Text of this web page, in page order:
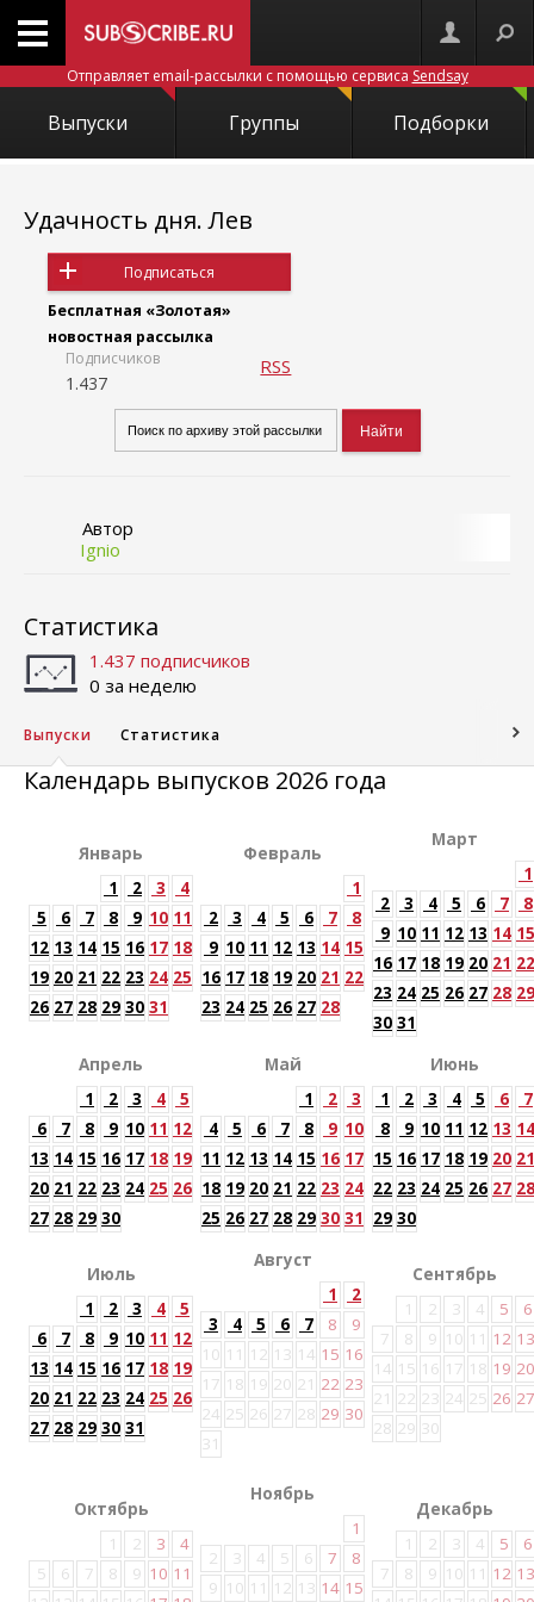
Отправляет email-рассылки с помощью сервиса Sendsay
Выпуски Группы Подборки
Удачность дня. Лев
Подписаться
Бесплатная «Золотая»
новостная рассылка
Подписчиков
1.437
RSS
Автор
Ignio
Статистика
1.437 подписчиков
0 за неделю
Выпуски Статистика
Календарь выпусков 2026 года
Январь
1
2 3
4
5
6 7 8 9 10 11
12 13 14 15 16 17 18
19 20 21 22 23 24 25
26 27 28 29 30 31
Февраль
1
2
3 4 5 6 7
8
9 10 11 12 13 14 15
16 17 18 19 20 21 22
23 24 25 26 27 28
Март
1
2
3 4 5 6 7
8
9 10 11 12 13 14 15
16 17 18 19 20 21 22
23 24 25 26 27 28 29
30 31
Апрель
1
2 3 4
5
6
7 8 9 10 11 12
13 14 15 16 17 18 19
20 21 22 23 24 25 26
27 28 29 30
Май
1
2
3
4
5 6 7 8 9 10
11 12 13 14 15 16 17
18 19 20 21 22 23 24
25 26 27 28 29 30 31
Июнь
1
2 3 4 5 6
7
8
9 10 11 12 13 14
15 16 17 18 19 20 21
22 23 24 25 26 27 28
29 30
Июль
1
2 3 4
5
6
7 8 9 10 11 12
13 14 15 16 17 18 19
20 21 22 23 24 25 26
27 28 29 30 31
Август
1
2
3
4 5 6 7 8
9
10 11 12 13 14 15 16
17 18 19 20 21 22 23
24 25 26 27 28 29 30
31
Сентябрь
1
2 3 4 5
6
7
8 9 10 11 12 13
14 15 16 17 18 19 20
21 22 23 24 25 26 27
28 29 30
Октябрь
1
2 3
4
5
6 7 8 9 10 11
Ноябрь
1
2
3 4 5 6 7
8
9 10 11 12 13 14 15
Декабрь
1
2 3 4 5
6
7
8 9 10 11 12 13